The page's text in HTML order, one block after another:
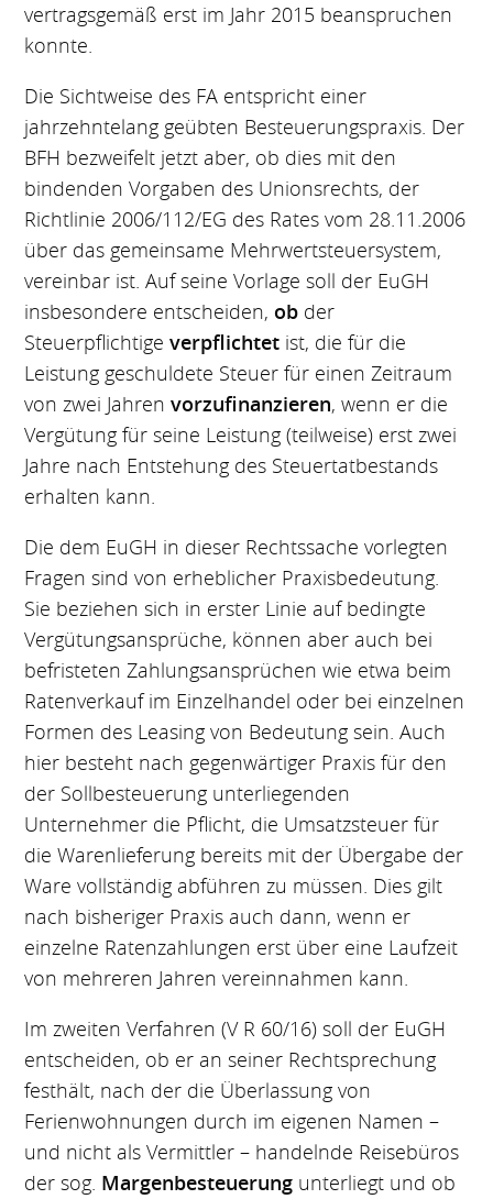
vertragsgemäß erst im Jahr 2015 beanspruchen
konnte.
Die Sichtweise des FA entspricht einer
jahrzehntelang geübten Besteuerungspraxis. Der
BFH bezweifelt jetzt aber, ob dies mit den
bindenden Vorgaben des Unionsrechts, der
Richtlinie 2006/112/EG des Rates vom 28.11.2006
über das gemeinsame Mehrwertsteuersystem,
vereinbar ist. Auf seine Vorlage soll der EuGH
insbesondere entscheiden, ob der
Steuerpflichtigeverpflichtet ist, die für die
Leistung geschuldete Steuer für einen Zeitraum
von zwei Jahrenvorzufinanzieren, wenn er die
Vergütung für seine Leistung (teilweise) erst zwei
Jahre nach Entstehung des Steuertatbestands
erhalten kann.
Die dem EuGH in dieser Rechtssache vorlegten
Fragen sind von erheblicher Praxisbedeutung.
Sie beziehen sich in erster Linie auf bedingte
Vergütungsansprüche, können aber auch bei
befristeten Zahlungsansprüchen wie etwa beim
Ratenverkauf im Einzelhandel oder bei einzelnen
Formen des Leasing von Bedeutung sein. Auch
hier besteht nach gegenwärtiger Praxis für den
der Sollbesteuerung unterliegenden
Unternehmer die Pflicht, die Umsatzsteuer für
die Warenlieferung bereits mit der Übergabe der
Ware vollständig abführen zu müssen. Dies gilt
nach bisheriger Praxis auch dann, wenn er
einzelne Ratenzahlungen erst über eine Laufzeit
von mehreren Jahren vereinnahmen kann.
Im zweiten Verfahren (V R 60/16) soll der EuGH
entscheiden, ob er an seiner Rechtsprechung
festhält, nach der die Überlassung von
Ferienwohnungen durch im eigenen Namen –
und nicht als Vermittler – handelnde Reisebüros
der sog. Margenbesteuerung unterliegt und ob